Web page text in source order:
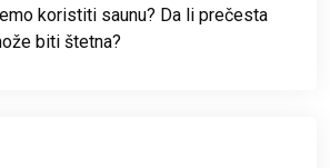
koristiti saunu? Da li prečesta
biti štetna?